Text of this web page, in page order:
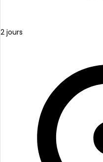
2 jours